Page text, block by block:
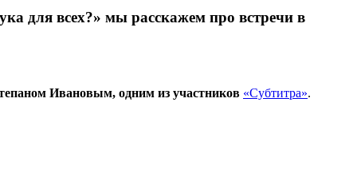
для всех?» мы расскажем про встречи в
Ивановым, одним из участников «Субтитра».